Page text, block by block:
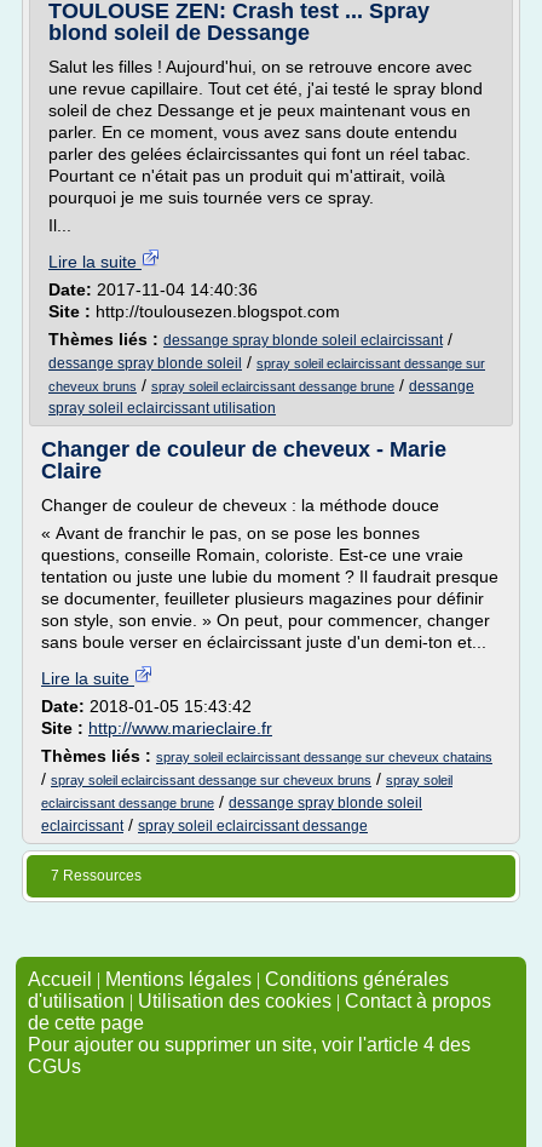
TOULOUSE ZEN: Crash test ... Spray
blond soleil de Dessange
Salut les filles ! Aujourd'hui, on se retrouve encore avec
une revue capillaire. Tout cet été, j'ai testé le spray blond
soleil de chez Dessange et je peux maintenant vous en
parler. En ce moment, vous avez sans doute entendu
parler des gelées éclaircissantes qui font un réel tabac.
Pourtant ce n'était pas un produit qui m'attirait, voilà
pourquoi je me suis tournée vers ce spray.
Il...
Lire la suite
Date: 2017-11-04 14:40:36
Site : http://toulousezen.blogspot.com
Thèmes liés : dessange spray blonde soleil eclaircissant/
dessange spray blonde soleil / spray soleil eclaircissant dessange sur
cheveux bruns / spray soleil eclaircissant dessange brune / dessange
spray soleil eclaircissant utilisation
Changer de couleur de cheveux - Marie
Claire
Changer de couleur de cheveux : la méthode douce
« Avant de franchir le pas, on se pose les bonnes
questions, conseille Romain, coloriste. Est-ce une vraie
tentation ou juste une lubie du moment ? Il faudrait presque
se documenter, feuilleter plusieurs magazines pour définir
son style, son envie. » On peut, pour commencer, changer
sans boule verser en éclaircissant juste d'un demi-ton et...
Lire la suite
Date: 2018-01-05 15:43:42
Site : http://www.marieclaire.fr
Thèmes liés : spray soleil eclaircissant dessange sur cheveux chatains
/ spray soleil eclaircissant dessange sur cheveux bruns / spray soleil
eclaircissant dessange brune / dessange spray blonde soleil
eclaircissant/ spray soleil eclaircissant dessange
7 Ressources
Accueil | Mentions légales | Conditions générales
d'utilisation | Utilisation des cookies | Contact à propos
de cette page
Pour ajouter ou supprimer un site, voir l'article 4 des
CGUs